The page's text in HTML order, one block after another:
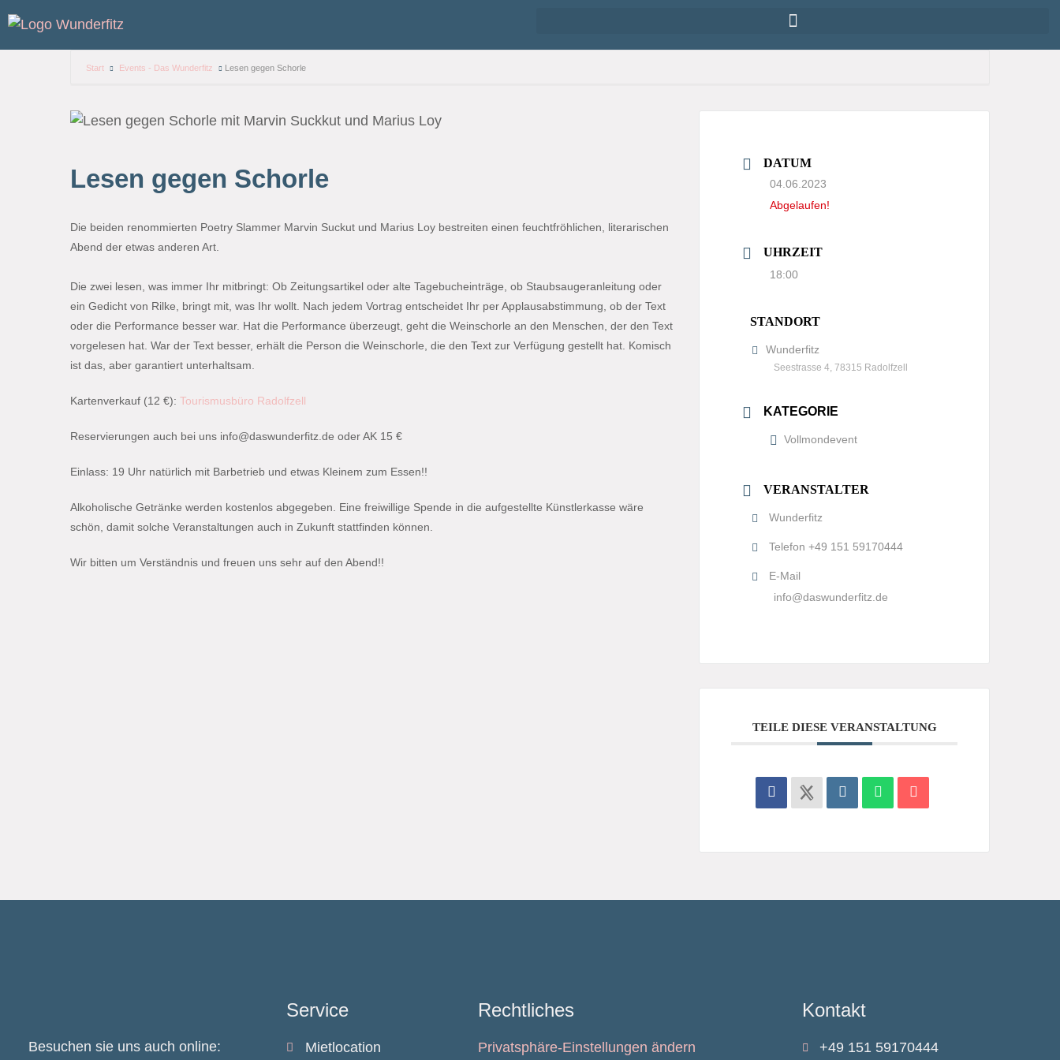
Start Events - Das Wunderfitz Lesen gegen Schorle
Lesen gegen Schorle
Die beiden renommierten Poetry Slammer Marvin Suckut und Marius Loy bestreiten einen feuchtfröhlichen, literarischen
Abend der etwas anderen Art.
Die zwei lesen, was immer Ihr mitbringt: Ob Zeitungsartikel oder alte Tagebucheinträge, ob Staubsaugeranleitung oder
ein Gedicht von Rilke, bringt mit, was Ihr wollt. Nach jedem Vortrag entscheidet Ihr per Applausabstimmung, ob der Text
oder die Performance besser war. Hat die Performance überzeugt, geht die Weinschorle an den Menschen, der den Text
vorgelesen hat. War der Text besser, erhält die Person die Weinschorle, die den Text zur Verfügung gestellt hat. Komisch
ist das, aber garantiert unterhaltsam.
Kartenverkauf (12 €): Tourismusbüro Radolfzell
Reservierungen auch bei uns info@daswunderfitz.de oder AK 15 €
Einlass: 19 Uhr natürlich mit Barbetrieb und etwas Kleinem zum Essen!!
Alkoholische Getränke werden kostenlos abgegeben. Eine freiwillige Spende in die aufgestellte Künstlerkasse wäre
schön, damit solche Veranstaltungen auch in Zukunft stattfinden können.
Wir bitten um Verständnis und freuen uns sehr auf den Abend!!
DATUM
04.06.2023
Abgelaufen!
UHRZEIT
18:00
STANDORT
Wunderfitz
Seestrasse 4, 78315 Radolfzell
KATEGORIE
Vollmondevent
VERANSTALTER
Wunderfitz
Telefon +49 151 59170444
E-Mail
info@daswunderfitz.de
TEILE DIESE VERANSTALTUNG
Besuchen sie uns auch online:
Service
Mietlocation
Rechtliches
Privatsphäre-Einstellungen ändern
Kontakt
+49 151 59170444